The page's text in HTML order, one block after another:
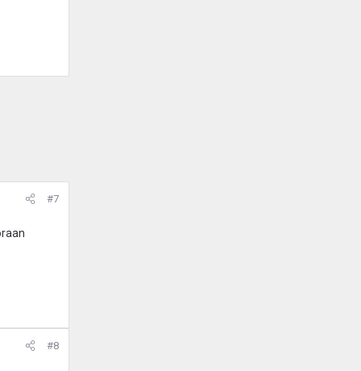
#7
#8